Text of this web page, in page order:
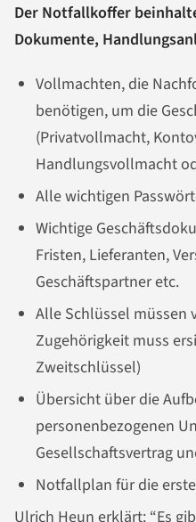
Der Notfallkoffer
Dokumente,
Vollmachten, die
benötigen, um die
(Privatvollmacht,
Handlungsvollmacht
Alle wichtigen
Wichtige
Fristen, Lieferanten,
Geschäftspartner etc.
Alle Schlüssel müssen
Zugehörigkeit muss
Zweitschlüssel)
Übersicht über die
personenbezogenen
Gesellschaftsvertrag
Notfallplan für die
Ulrich Heun erklärt: “Es